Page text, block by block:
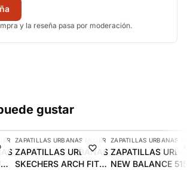
y la reseña pasa por moderación.
gustar
AGREGAR
ZAPATILLAS URBANAS MUJER
ZAPATILLAS URBANAS
SKECHERS ARCH FIT
-10%
ZAPATILLAS URBANAS
ZAPATILLAS
NEW BALANCE 515